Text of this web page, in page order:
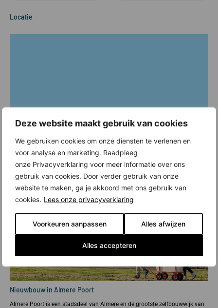
Deze website maakt gebruik van cookies
We gebruiken cookies om onze diensten te verlenen en
voor analyse en marketing. Raadpleeg
onze Privacyverklaring voor meer informatie over ons
gebruik van cookies. Door verder gebruik van onze
website te maken, ga je akkoord met ons gebruik van
cookies. Lees onze privacyverklaring
Voorkeuren aanpassen Alles afwijzen
Alles accepteren
Locatie
Nieuwbouw in Almere Poort
Almere Poort is een stadsdeel van Almere en de grootste zelfbouwwijk van